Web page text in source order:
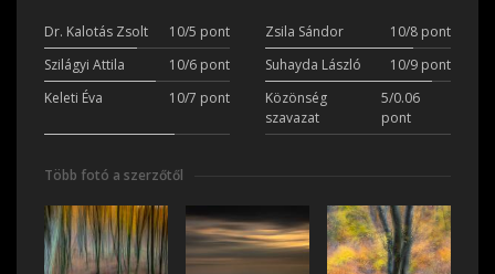
Dr. Kalotás Zsolt 10/5 pont Zsila Sándor
10/8 pont
Szilágyi Attila
10/6 pont Suhayda László
10/9 pont
Keleti Éva
10/7 pont
Közönség
szavazat
5/0.06
pont
Több fotó a szerzőtől